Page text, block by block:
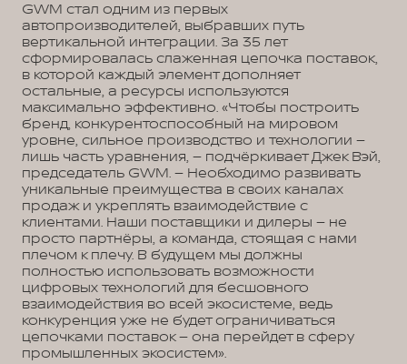
GWM стал одним из первых
автопроизводителей, выбравших путь
вертикальной интеграции. За 35 лет
сформировалась слаженная цепочка поставок,
в которой каждый элемент дополняет
остальные, а ресурсы используются
максимально эффективно. «Чтобы построить
бренд, конкурентоспособный на мировом
уровне, сильное производство и технологии –
лишь часть уравнения, – подчёркивает Джек Вэй,
председатель GWM. – Необходимо развивать
уникальные преимущества в своих каналах
продаж и укреплять взаимодействие с
клиентами. Наши поставщики и дилеры – не
просто партнёры, а команда, стоящая с нами
плечом к плечу. В будущем мы должны
полностью использовать возможности
цифровых технологий для бесшовного
взаимодействия во всей экосистеме, ведь
конкуренция уже не будет ограничиваться
цепочками поставок – она перейдет в сферу
промышленных экосистем».